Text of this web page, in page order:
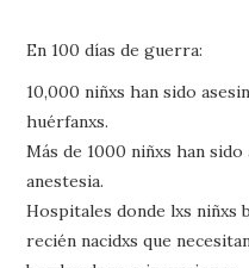
En 100 días de guerra:
10,000 niñxs han sido
huérfanxs.
Más de 1000 niñxs han
anestesia.
Hospitales donde lxs niñxs
recién nacidxs que